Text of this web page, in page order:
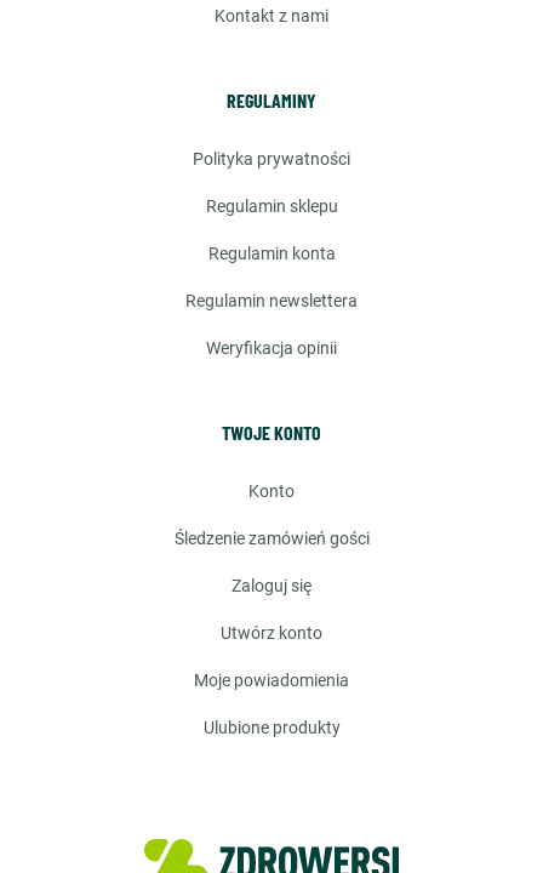
kontakt z nami
REGULAMINY
polityka prywatności
regulamin sklepu
regulamin konta
regulamin newslettera
weryfikacja opinii
TWOJE KONTO
konto
śledzenie zamówień gości
zaloguj się
utwórz konto
moje powiadomienia
ulubione produkty